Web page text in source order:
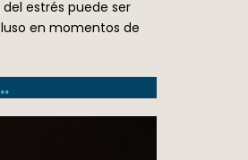
estrés puede ser
en momentos de